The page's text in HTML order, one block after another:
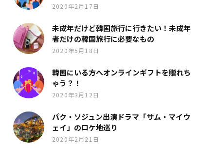
2020年2月17日
未成年だけど韓国旅行に行きたい！未成年
者だけの韓国旅行に必要なもの
2020年5月18日
韓国にいる方へオンラインギフトを贈れち
ゃう？！
2020年3月12日
パク・ソジュン出演ドラマ「サム・マイウ
ェイ」のロケ地巡り
2020年2月21日